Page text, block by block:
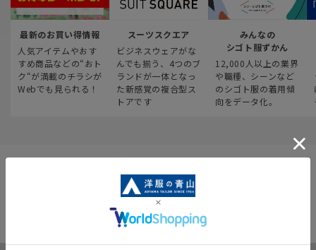
最新のお買い得情報
人気アイテムやおす
すめ商品などの“おト
ク“が満載のチラシが
Webでも見られる！
スーツスクエア
ビジネスウェアがな
んでも揃う、4つのブ
ランドが一体となっ
た新感覚の複合型ス
トアです
みんなの
シゴト服ずかん
12,000人以上の業界
や職種、シーンなど
のシゴト服の着用傾
向をデータ化。
ご利用ガイド サポート・お問い合わせ